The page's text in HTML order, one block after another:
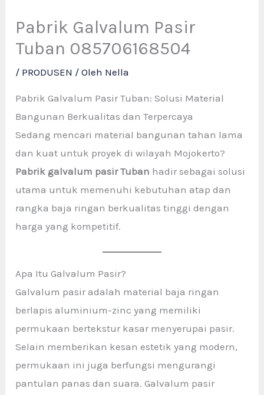
Pabrik Galvalum Pasir
Tuban 085706168504
/ PRODUSEN / Oleh Nella
Pabrik Galvalum Pasir Tuban: Solusi Material
Bangunan Berkualitas dan Terpercaya
Sedang mencari material bangunan tahan lama
dan kuat untuk proyek di wilayah Mojokerto?
Pabrik galvalum pasir Tuban hadir sebagai solusi
utama untuk memenuhi kebutuhan atap dan
rangka baja ringan berkualitas tinggi dengan
harga yang kompetitif.
Apa Itu Galvalum Pasir?
Galvalum pasir adalah material baja ringan
berlapis aluminium-zinc yang memiliki
permukaan bertekstur kasar menyerupai pasir.
Selain memberikan kesan estetik yang modern,
permukaan ini juga berfungsi mengurangi
pantulan panas dan suara. Galvalum pasir